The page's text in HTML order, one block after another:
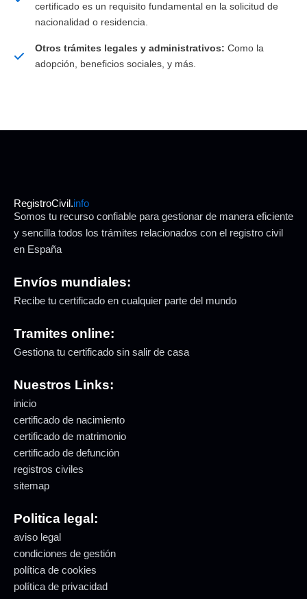
certificado es un requisito fundamental en la solicitud de
nacionalidad o residencia.
Otros trámites legales y administrativos: Como la
adopción, beneficios sociales, y más.
RegistroCivil.info
Somos tu recurso confiable para gestionar de manera eficiente
y sencilla todos los trámites relacionados con el registro civil
en España
Envíos mundiales:
Recibe tu certificado en cualquier parte del mundo
Tramites online:
Gestiona tu certificado sin salir de casa
Nuestros Links:
inicio
certificado de nacimiento
certificado de matrimonio
certificado de defunción
registros civiles
sitemap
Politica legal:
aviso legal
condiciones de gestión
política de cookies
política de privacidad